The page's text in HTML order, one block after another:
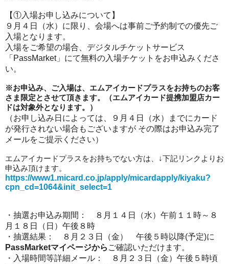
【①入場お申し込みについて 】
９ 月 ４ 日（水） に限り、会場へは事前ご予約制での優先ご
入場となります。
入場をご希望の場合、デジタルチケットサービス
「 PassMarket」にて無料の入場チケットをお申込みくださ
い。
※お申込み、ご入場は、 エムアイ カードプラスをお持ちのお客
さま限定とさせて頂きます。（エムアイカード提携加盟店カー
ドは対象外となります。）
（お申し込み日によっては、 ９ 月 ４ 日 （水） までにカード
が発行されない場合もございますが その際はお申込み完了
メールをご提示ください）
エムアイカードプラス をお持ちでない方は、↓下記リンクよりお
申込み頂けます。
https://www1.micard.co.jp/apply/micardapply/kiyaku?
cpn_cd=1064&init_select=1
・抽選お申込み期間：
８月１４日（水）午前１１時～８
月１８日（日）午後８時
・抽選結果：
８月２３日（金） 午後５時以降(予定)に
PassMarketマイページから ご確認いただけます。
・入場時間等詳細メール：
８ 月 ２３ 日（金）午後５時頃